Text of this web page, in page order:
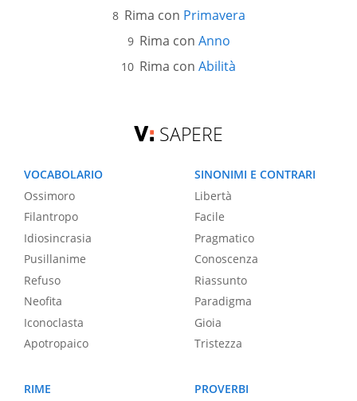
Rima con Primavera
Rima con Anno
Rima con Abilità
SAPERE
VOCABOLARIO
Ossimoro
Filantropo
Idiosincrasia
Pusillanime
Refuso
Neofita
Iconoclasta
Apotropaico
SINONIMI E CONTRARI
Libertà
Facile
Pragmatico
Conoscenza
Riassunto
Paradigma
Gioia
Tristezza
RIME
PROVERBI